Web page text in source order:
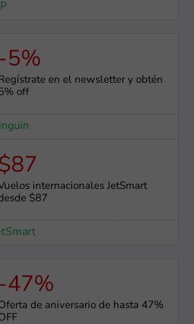
-5%
Regístrate en el newsletter y obtén
off
internacionales JetSmart
$87
-47%
de aniversario de hasta 47%